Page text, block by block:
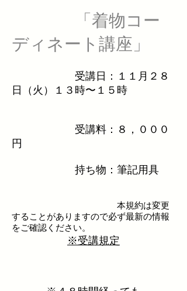
「着物コー
ディネート講座」
受講日：１１月２８
日（火）１３時〜１５時
受講料：８，０００
円
持ち物：筆記用具
本規約は変更
することがありますので必ず最新の情報
をご確認ください。
※受講規定